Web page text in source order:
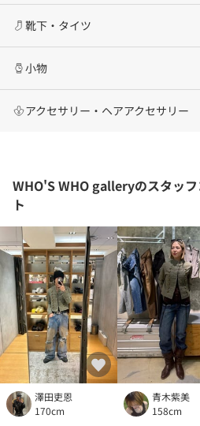
靴下・タイツ
小物
アクセサリー・ヘアアクセサリー
WHO'S WHO galleryのスタッフ
ト
澤田吏恩
170cm
青木紫美
158cm